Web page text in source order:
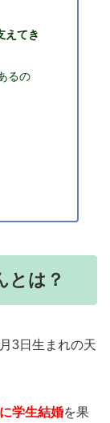
えてき
るの
とは？
3日生まれの天
学生結婚を果